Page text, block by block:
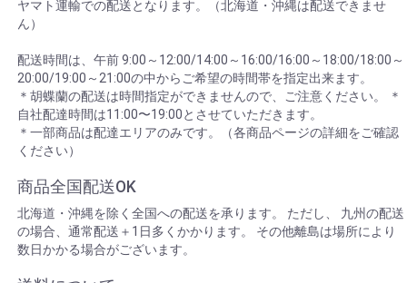
ヤマト運輸での配送となります。（北海道・沖縄は配送できませ
ん）
配送時間は、午前 9:00～12:00/14:00～16:00/16:00～18:00/18:00～
20:00/19:00～21:00の中からご希望の時間帯を指定出来ます。
＊胡蝶蘭の配送は時間指定ができませんので、ご注意ください。 ＊
自社配達時間は11:00〜19:00とさせていただきます。
＊一部商品は配達エリアのみです。（各商品ページの詳細をご確認
ください）
商品全国配送OK
北海道・沖縄を除く全国への配送を承ります。 ただし、 九州の配送
の場合、通常配送＋1日多くかかります。 その他離島は場所により
数日かかる場合がございます。